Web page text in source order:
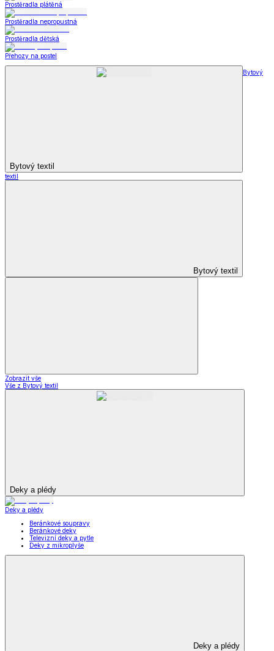
Prostěradla plátěná
Prostěradla nepropustná
Prostěradla dětská
Přehozy na postel
Bytový textil
Bytový
textil
Bytový textil
Zobrazit vše
Vše z Bytový textil
Deky a plédy
Deky a plédy
Beránkové soupravy
Beránkové deky
Televizní deky a pytle
Deky z mikroplyše
Deky a plédy